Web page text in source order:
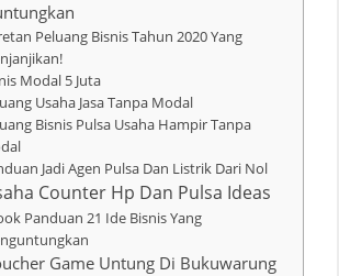
Peluang Bisnis Tahun 2020 Yang
Modal 5 Juta
Usaha Jasa Tanpa Modal
Bisnis Pulsa Usaha Hampir Tanpa
Jadi Agen Pulsa Dan Listrik Dari Nol
Counter Hp Dan Pulsa Ideas
Panduan 21 Ide Bisnis Yang
Game Untung Di Bukuwarung